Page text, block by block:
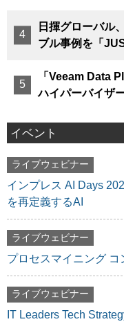
日揮グローバル
ブル事例を「
「Veeam Data
ハイパーバイザ
イベント
ライブウェビナー
インプレス AI Days
を再定義するAI
ライブウェビナー
プロセスマイニング
ライブウェビナー
IT Leaders Tech